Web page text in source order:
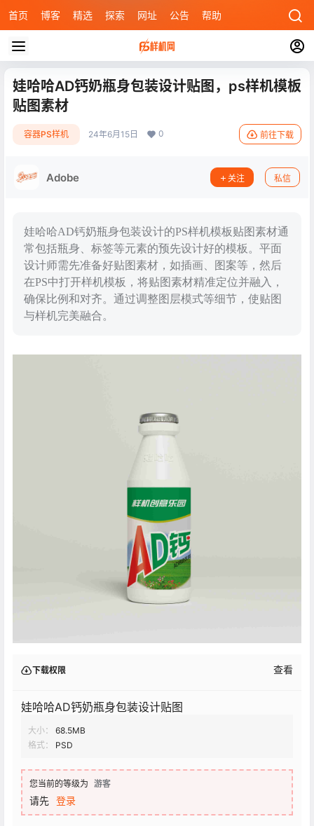
首页 博客 精选 探索 网址 公告 帮助
娃哈哈AD钙奶瓶身包装设计贴图，ps样机模板
贴图素材
容器PS样机 24年6月15日 0 前往下载
Adobe 关注 私信
娃哈哈AD钙奶瓶身包装设计的PS样机模板贴图素材通
常包括瓶身、标签等元素的预先设计好的模板。平面
设计师需先准备好贴图素材，如插画、图案等，然后
在PS中打开样机模板，将贴图素材精准定位并融入，
确保比例和对齐。通过调整图层模式等细节，使贴图
与样机完美融合。
下载权限 查看
娃哈哈AD钙奶瓶身包装设计贴图
大小：
68.5MB
格式：
PSD
您当前的等级为 游客
请先 登录